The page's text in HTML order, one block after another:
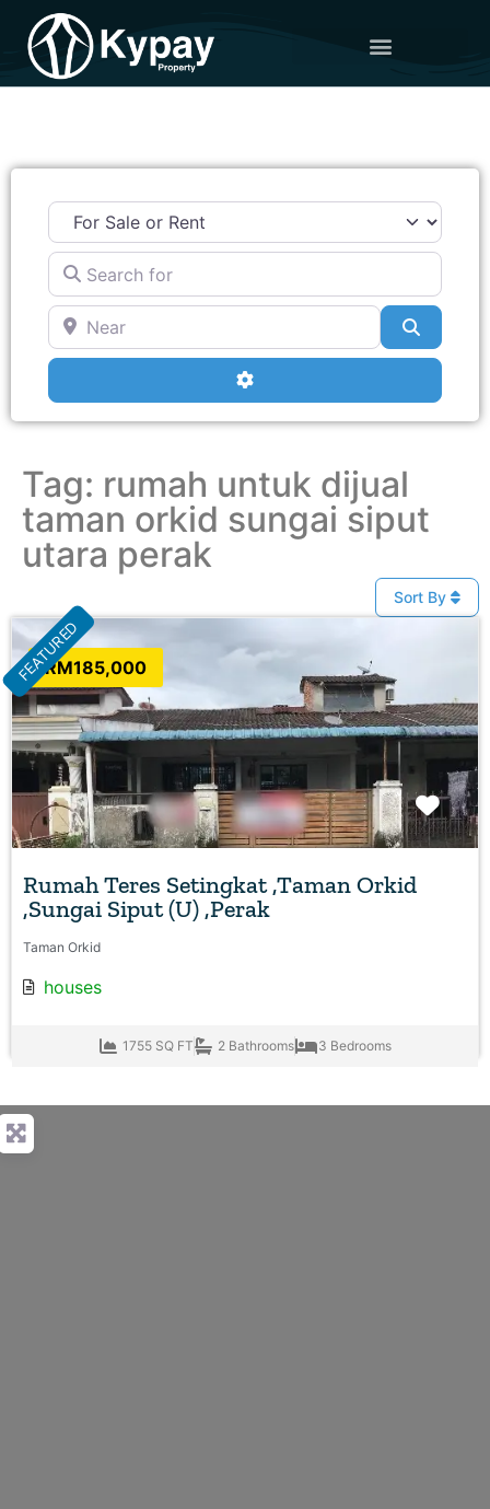
Search for
Near
Advanced Filters
Tag: rumah untuk dijual
taman orkid sungai siput
utara perak
Sort By
RM185,000
FEATURED
Rumah Teres Setingkat ,Taman Orkid
,Sungai Siput (U) ,Perak
Taman Orkid
houses
1755 SQ FT 2 Bathrooms 3 Bedrooms